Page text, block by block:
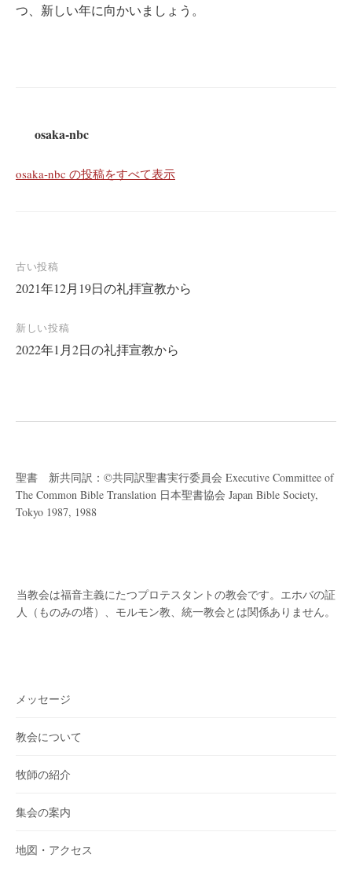
つ、新しい年に向かいましょう。
osaka-nbc
osaka-nbc の投稿をすべて表示
投
稿
ナ
ビ
古い投稿
2021年12月19日の礼拝宣教から
新しい投稿
2022年1月2日の礼拝宣教から
聖書 新共同訳：©共同訳聖書実行委員会 Executive Committee of
The Common Bible Translation 日本聖書協会 Japan Bible Society,
Tokyo 1987, 1988
当教会は福音主義にたつプロテスタントの教会です。 エホバの証
人（ものみの塔）、モルモン教、統一教会とは関係ありません。
メッセージ
教会について
牧師の紹介
集会の案内
地図・アクセス